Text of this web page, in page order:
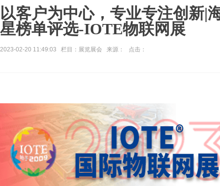
以客户为中心，专业专注创新|
星榜单评选-IOTE物联网展
2023-02-20 11:49:03 栏目： 展览展会 来源： 点击：